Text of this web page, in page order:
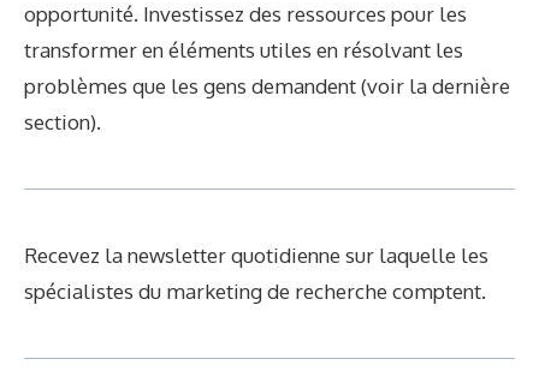
opportunité. Investissez des ressources pour les
transformer en éléments utiles en résolvant les
problèmes que les gens demandent (voir la dernière
section).
Recevez la newsletter quotidienne sur laquelle les
spécialistes du marketing de recherche comptent.